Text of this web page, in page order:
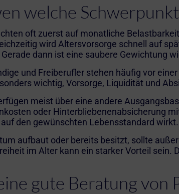
welche
oft zuerst auf monatliche
wird Altersvorsorge schnell auf
dann ist eine saubere Gewichtung
und Freiberufler stehen häufig vor
wichtig, Vorsorge, Liquidität und
meist über eine andere
oder Hinterbliebenenabsicherung
den gewünschten Lebensstandard wirkt.
aufbaut oder bereits besitzt, sollte
im Alter kann ein starker Vorteil sein.
gute Beratung